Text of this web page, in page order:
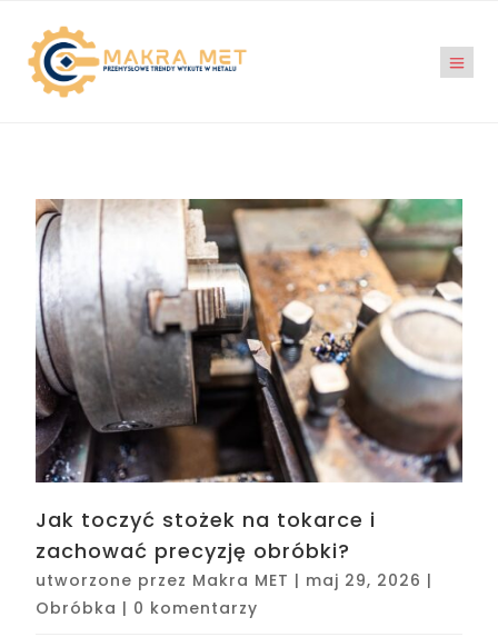
Jak toczyć stożek na tokarce i
zachować precyzję obróbki?
utworzone przez Makra MET | maj 29, 2026 |
Obróbka | 0 komentarzy